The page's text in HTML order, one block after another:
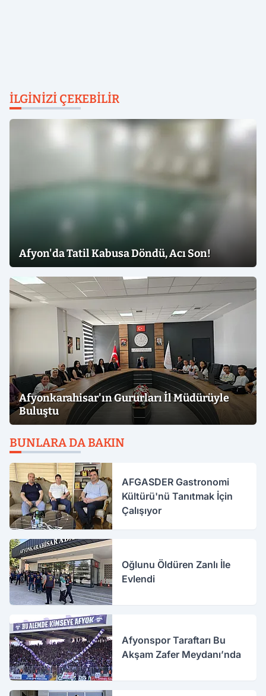
İLGINIZI ÇEKEBILIR
Afyon'da Tatil Kabusa Döndü, Acı Son!
Afyonkarahisar'ın Gururları İl Müdürüyle
Buluştu
BUNLARA DA BAKIN
AFGASDER Gastronomi
Kültürü'nü Tanıtmak İçin
Çalışıyor
Oğlunu Öldüren Zanlı İle
Evlendi
Afyonspor Taraftarı Bu
Akşam Zafer Meydanı’nda